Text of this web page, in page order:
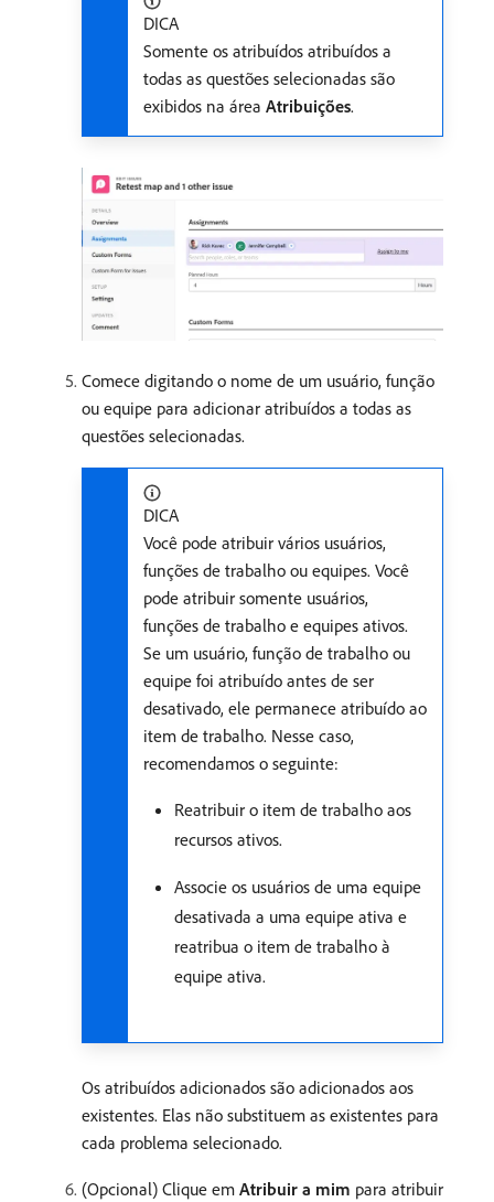
DICA
Somente os atribuídos atribuídos a
todas as questões selecionadas são
exibidos na área Atribuições.
Comece digitando o nome de um usuário, função
ou equipe para adicionar atribuídos a todas as
questões selecionadas.
DICA
Você pode atribuir vários usuários,
funções de trabalho ou equipes. Você
pode atribuir somente usuários,
funções de trabalho e equipes ativos.
Se um usuário, função de trabalho ou
equipe foi atribuído antes de ser
desativado, ele permanece atribuído ao
item de trabalho. Nesse caso,
recomendamos o seguinte:
Reatribuir o item de trabalho aos
recursos ativos.
Associe os usuários de uma equipe
desativada a uma equipe ativa e
reatribua o item de trabalho à
equipe ativa.
Os atribuídos adicionados são adicionados aos
existentes. Elas não substituem as existentes para
cada problema selecionado.
(Opcional) Clique em Atribuir a mim para atribuir